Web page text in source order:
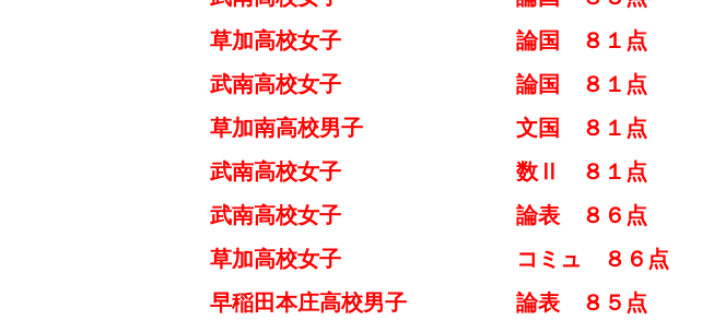
草加高校女子 論国 ８１点
武南高校女子 論国 ８１点
草加南高校男子 文国 ８１点
武南高校女子 数Ⅱ ８１点
武南高校女子 論表 ８６点
草加高校女子 コミュ ８６点
早稲田本庄高校男子 論表 ８５点